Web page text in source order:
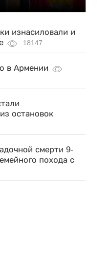
изнасиловали и
18147
в Армении
остановок
смерти 9-
похода с